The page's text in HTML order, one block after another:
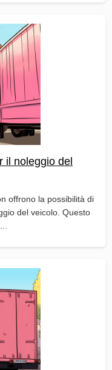
il noleggio del
offrono la possibilità di
del veicolo. Questo